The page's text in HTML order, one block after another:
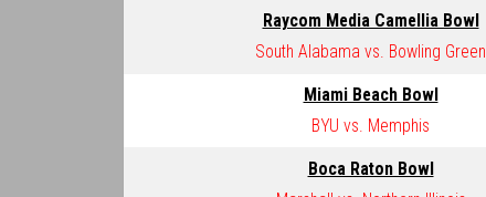
Raycom Media Camellia Bowl
South Alabama vs. Bowling Green
Miami Beach Bowl
BYU vs. Memphis
Boca Raton Bowl